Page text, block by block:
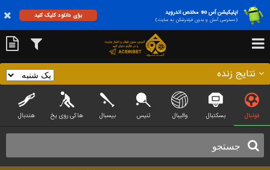
اپلیکیشن آس 90 مختص اندروید
(دسترسی آسان و بدون فیلترشکن به سایت)
برای دانلود کلیک کنید
نتایج زنده
فوتبال بسکتبال والیبال تنیس بیسبال هاکی روی یخ هندبال